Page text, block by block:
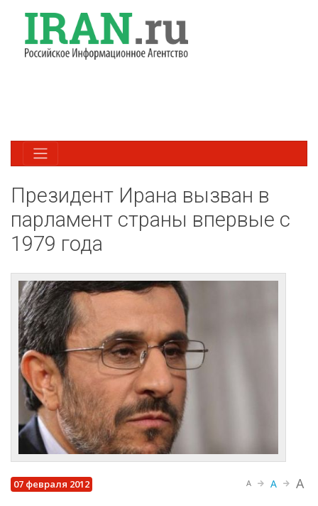
Президент Ирана вызван в
парламент страны впервые с
1979 года
07 февраля 2012 A A A